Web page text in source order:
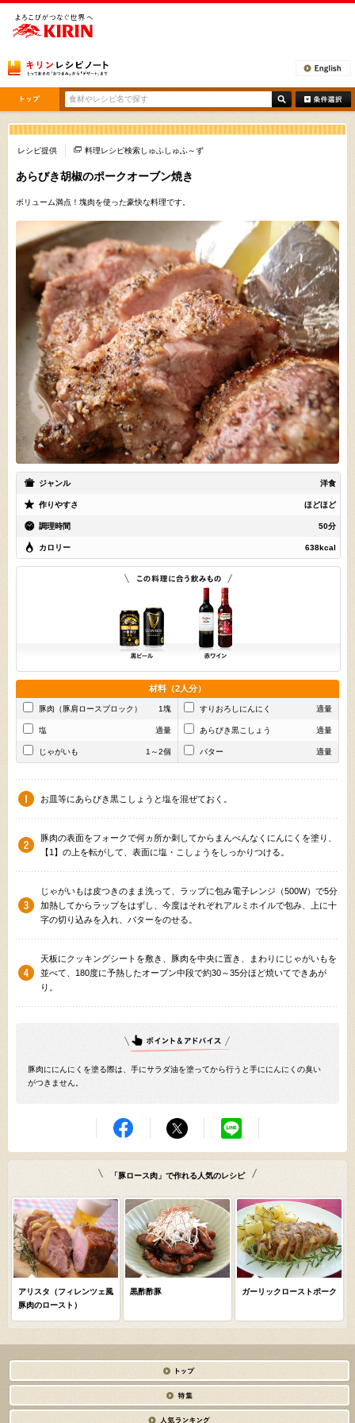
レシピ提供 料理レシピ検索しゅふしゅふ～ず
あらびき胡椒のポークオーブン焼き
ボリューム満点！塊肉を使った豪快な料理です。
ジャンル 洋食
作りやすさ ほどほど
調理時間 50分
カロリー 638kcal
材料（2人分）
豚肉（豚肩ロースブロック） 1塊 すりおろしにんにく 適量
塩 適量 あらびき黒こしょう 適量
じゃがいも 1～2個 バター 適量
お皿等にあらびき黒こしょうと塩を混ぜておく。
豚肉の表面をフォークで何ヵ所か刺してからまんべんなくにんにくを塗り、
【1】の上を転がして、表面に塩・こしょうをしっかりつける。
じゃがいもは皮つきのまま洗って、ラップに包み電子レンジ（500W）で5分
加熱してからラップをはずし、今度はそれぞれアルミホイルで包み、上に十
字の切り込みを入れ、バターをのせる。
天板にクッキングシートを敷き、豚肉を中央に置き、まわりにじゃがいもを
並べて、180度に予熱したオーブン中段で約30～35分ほど焼いてできあが
り。
豚肉ににんにくを塗る際は、手にサラダ油を塗ってから行うと手ににんにくの臭い
がつきません。
「豚ロース肉」で作れる人気のレシピ
アリスタ（フィレンツェ風
豚肉のロースト）
黒酢酢豚 ガーリックローストポーク